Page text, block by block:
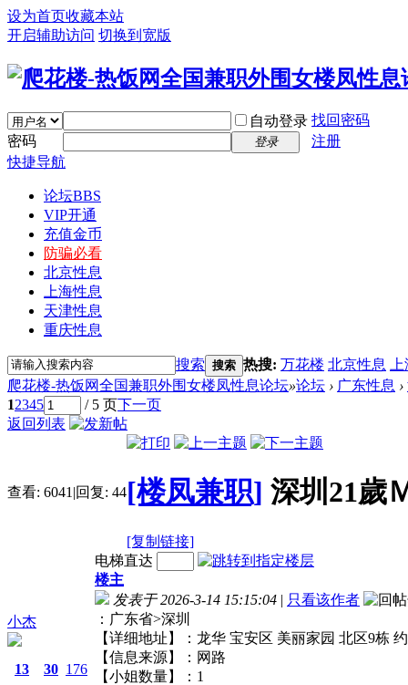
设为首页收藏本站
开启辅助访问 切换到宽版
自动登录 找回密码
密码
登录
注册
快捷导航
论坛BBS
VIP开通
充值金币
防骗必看
北京性息
上海性息
天津性息
重庆性息
搜索 搜索 热搜: 万花楼 北京性息
爬花楼-热饭网全国兼职外围女楼凤性息论坛»论坛 › 广东性息 ›
12345 / 5 页下一页
返回列表
查看: 6041 |回复: 44[楼凤兼职] 深圳21歲
[复制链接]
小杰
13 30 176
电梯直达
楼主
发表于 2026-3-14 15:15:04 | 只看该作者
：广东省>深圳
【详细地址】：龙华 宝安区 美丽家园 北区
【信息来源】：网路
【小姐数量】：1